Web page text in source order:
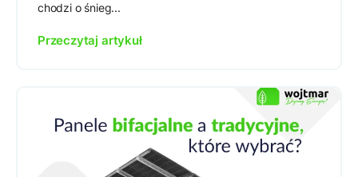
chodzi o śnieg...
Przeczytaj artykuł